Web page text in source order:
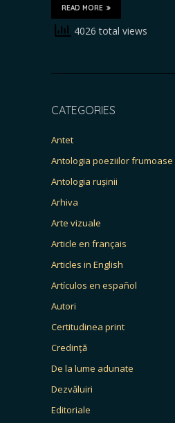
READ MORE
4026 total views
CATEGORIES
Antet
Antologia poeziilor frumoase
Antologia rușinii
Arhiva
Arte vizuale
Article en français
Articles in English
Artículos en español
Autori
Certitudinea print
Credință
De la lume adunate
Dezvăluiri
Editoriale